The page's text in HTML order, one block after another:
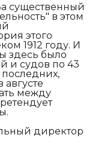
существенный
в этом
этого
1912 году. И
здесь было
и судов по 43
между
директор